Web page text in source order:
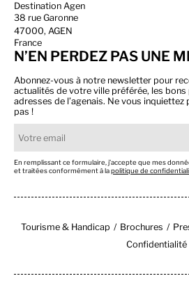
Destination Agen
38 rue Garonne
47000, AGEN
France
N’EN PERDEZ PAS UNE
Abonnez-vous à notre newsletter pour
actualités de votre ville préférée, les bons
adresses de l’agenais. Ne vous inquiettez
pas !
En remplissant ce formulaire, j’accepte que mes
et traitées conformément à lapolitique de
Tourisme & Handicap Brochures
Confidentialité